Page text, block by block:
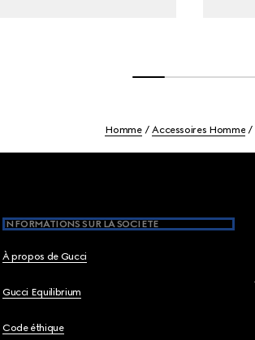
Homme Accessoires Homme
INFORMATIONS SUR LA SOCIETE
À propos de Gucci
Gucci Equilibrium
Code éthique